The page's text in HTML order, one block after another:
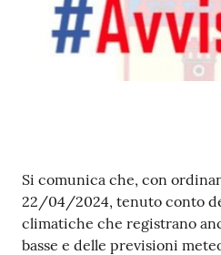
Contenuto
Si comunica che, con
22/04/2024, tenuto conto
climatiche che registrano
basse e delle previsioni